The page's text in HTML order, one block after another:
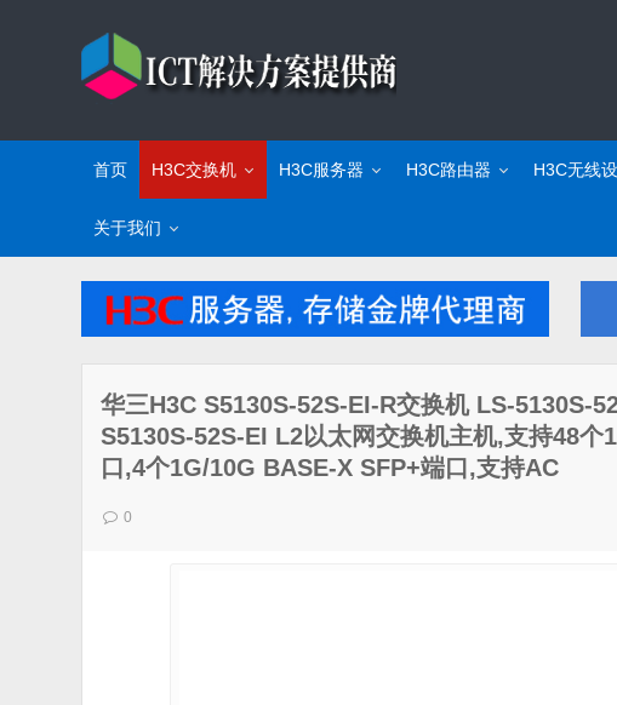
首页 H3C交换机 H3C服务器 H3C路由器 H3C无线
关于我们
华三H3C S5130S-52S-EI-R交换机 LS-5130S-
S5130S-52S-EI L2以太网交换机主机,支持48个
口,4个1G/10G BASE-X SFP+端口,支持AC
0